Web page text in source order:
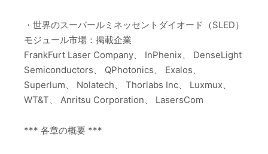
・世界のスーパールミネッセントダイオード（SLED）
モジュール市場：掲載企業
FrankFurt Laser Company、 InPhenix、 DenseLight
Semiconductors、 QPhotonics、 Exalos、
Superlum、 Nolatech、 Thorlabs Inc、 Luxmux、
WT&T、 Anritsu Corporation、 LasersCom
*** 各章の概要 ***